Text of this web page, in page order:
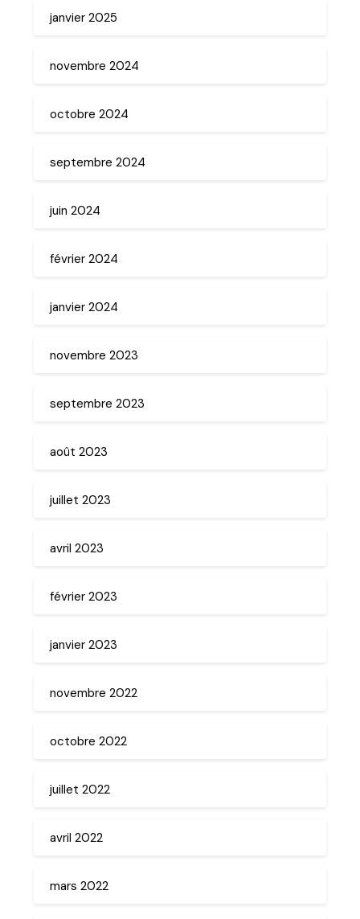
janvier 2025
novembre 2024
octobre 2024
septembre 2024
juin 2024
février 2024
janvier 2024
novembre 2023
septembre 2023
août 2023
juillet 2023
avril 2023
février 2023
janvier 2023
novembre 2022
octobre 2022
juillet 2022
avril 2022
mars 2022